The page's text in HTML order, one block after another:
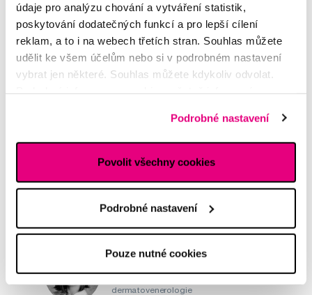
údaje pro analýzu chování a vytváření statistik,
poskytování dodatečných funkcí a pro lepší cílení
reklam, a to i na webech třetích stran. Souhlas můžete
udělit ke všem účelům nebo si v podrobném nastavení
vybrat jen některé. Souhlas můžete kdykoliv odvolat.
Podrobné nastavení
Povolit všechny cookies
Podrobné nastavení
Pouze nutné cookies
Napište našim odborníkům
Odborná zubní konzultace –
parodontologie
odborná konzultace dětského
MUDr. Alžběta Smetanová
atestovaná lékařka
dermatovenerologie